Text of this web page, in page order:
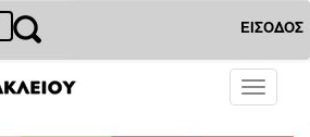
ΕΙΣΟΔΟΣ
Toggle